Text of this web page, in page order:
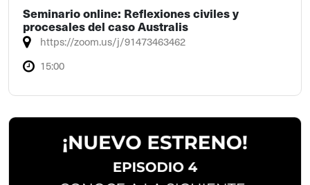
Seminario online: Reflexiones civiles y
procesales del caso Australis
https://zoom.us/j/91473463462
15:00